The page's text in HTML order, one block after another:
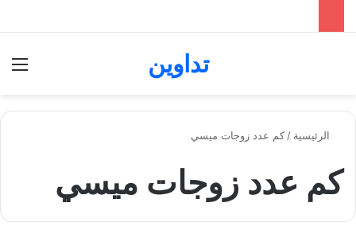
تداوين
الرئيسية / كم عدد زوجات ميسي
كم عدد زوجات ميسي